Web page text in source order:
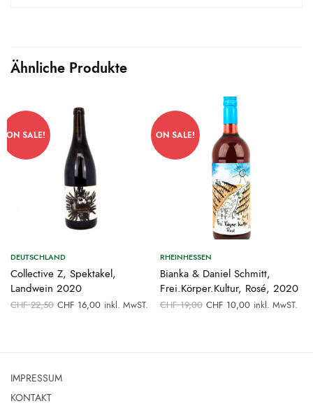
Ähnliche Produkte
ON SALE!
DEUTSCHLAND
Collective Z, Spektakel,
Landwein 2020
CHF22,50 Ursprünglicher
Preis war:
CHF 16,00Aktueller
inkl. MwST.
ON SALE!
RHEINHESSEN
Bianka & Daniel Schmitt,
Frei.Körper.Kultur, Rosé, 2020
CHF19,00 Ursprünglicher
Preis war:
CHF 10,00Aktueller
inkl. MwST.
IMPRESSUM
KONTAKT